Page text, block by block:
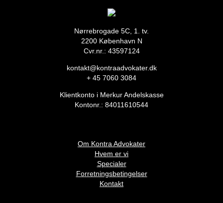
Nørrebrogade 5C, 1. tv.
2200 København N
Cvr.nr.: 43597124
kontakt@kontraadvokater.dk
+ 45 7060 3084
Klientkonto i Merkur Andelskasse
Kontonr.: 84011610544
Om Kontra Advokater
Hvem er vi
Specialer
Forretningsbetingelser
Kontakt